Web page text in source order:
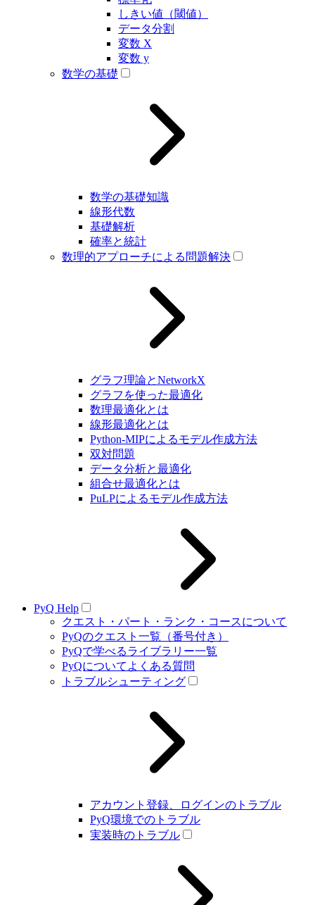
しきい値（閾値）
データ分割
変数 X
変数 y
数学の基礎
数学の基礎知識
線形代数
基礎解析
確率と統計
数理的アプローチによる問題解決
グラフ理論とNetworkX
グラフを使った最適化
数理最適化とは
線形最適化とは
Python-MIPによるモデル作成方法
双対問題
データ分析と最適化
組合せ最適化とは
PuLPによるモデル作成方法
PyQ Help
クエスト・パート・ランク・コースについて
PyQのクエスト一覧（番号付き）
PyQで学べるライブラリー一覧
PyQについてよくある質問
トラブルシューティング
アカウント登録、ログインのトラブル
PyQ環境でのトラブル
実装時のトラブル